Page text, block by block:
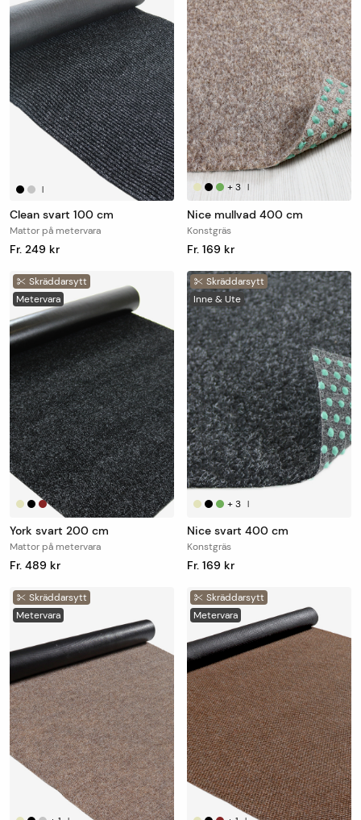
|
Clean svart 100 cm
Mattor på metervara
Fr. 249 kr
+3 |
Nice mullvad 400 cm
Konstgräs
Fr. 169 kr
Skräddarsytt
Metervara
+1 |
York svart 200 cm
Mattor på metervara
Fr. 489 kr
Skräddarsytt
Inne & Ute
+3 |
Nice svart 400 cm
Konstgräs
Fr. 169 kr
Skräddarsytt
Metervara
Skräddarsytt
Metervara